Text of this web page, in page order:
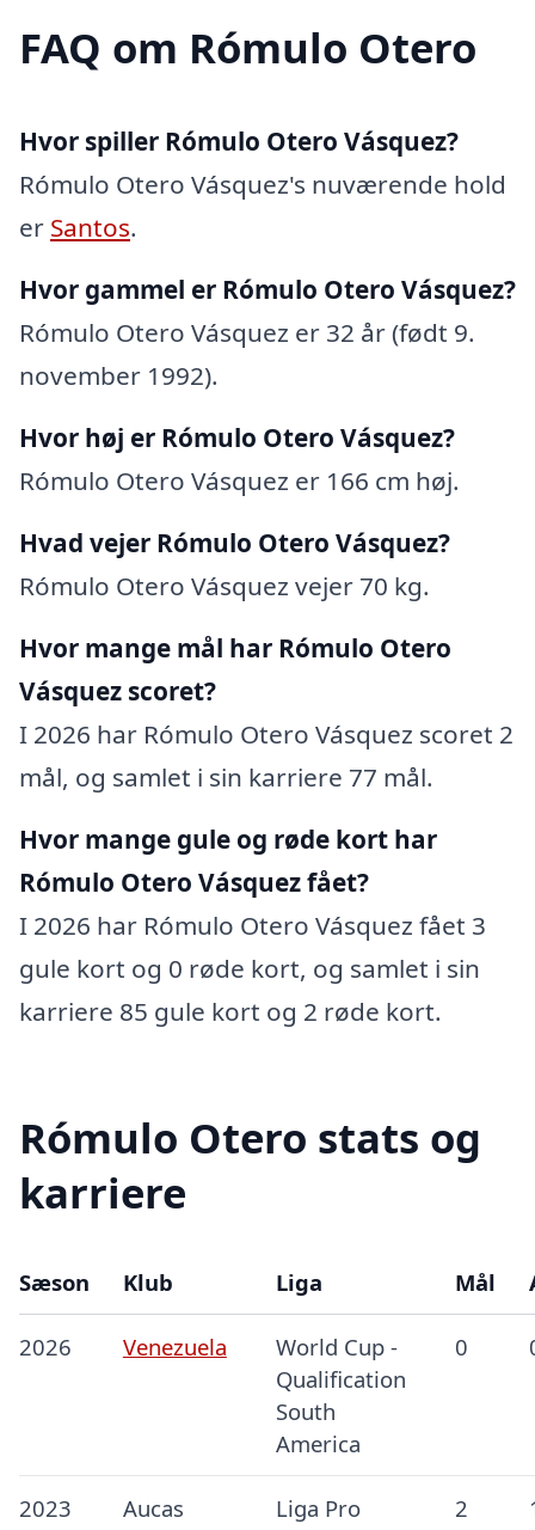
FAQ om Rómulo Otero
Hvor spiller Rómulo Otero Vásquez?
Rómulo Otero Vásquez's nuværende hold
er Santos.
Hvor gammel er Rómulo Otero Vásquez?
Rómulo Otero Vásquez er 32 år (født 9.
november 1992).
Hvor høj er Rómulo Otero Vásquez?
Rómulo Otero Vásquez er 166 cm høj.
Hvad vejer Rómulo Otero Vásquez?
Rómulo Otero Vásquez vejer 70 kg.
Hvor mange mål har Rómulo Otero
Vásquez scoret?
I 2026 har Rómulo Otero Vásquez scoret 2
mål, og samlet i sin karriere 77 mål.
Hvor mange gule og røde kort har
Rómulo Otero Vásquez fået?
I 2026 har Rómulo Otero Vásquez fået 3
gule kort og 0 røde kort, og samlet i sin
karriere 85 gule kort og 2 røde kort.
Rómulo Otero stats og
karriere
Sæson Klub Liga Mål
2026 Venezuela
World Cup -
Qualification
South
America
0
2023 Aucas Liga Pro 2